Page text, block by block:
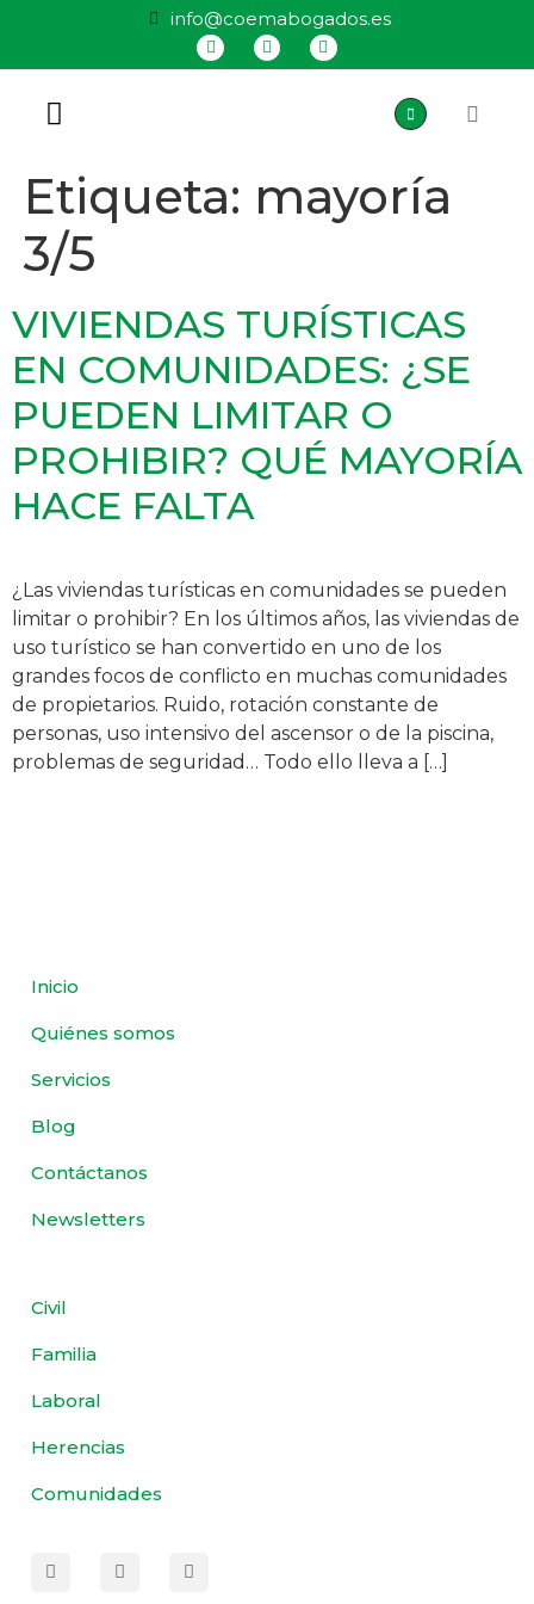
info@coemabogados.es
Etiqueta: mayoría
3/5
VIVIENDAS TURÍSTICAS
EN COMUNIDADES: ¿SE
PUEDEN LIMITAR O
PROHIBIR? QUÉ MAYORÍA
HACE FALTA
¿Las viviendas turísticas en comunidades se pueden
limitar o prohibir? En los últimos años, las viviendas de
uso turístico se han convertido en uno de los
grandes focos de conflicto en muchas comunidades
de propietarios. Ruido, rotación constante de
personas, uso intensivo del ascensor o de la piscina,
problemas de seguridad… Todo ello lleva a […]
Inicio
Quiénes somos
Servicios
Blog
Contáctanos
Newsletters
Civil
Familia
Laboral
Herencias
Comunidades